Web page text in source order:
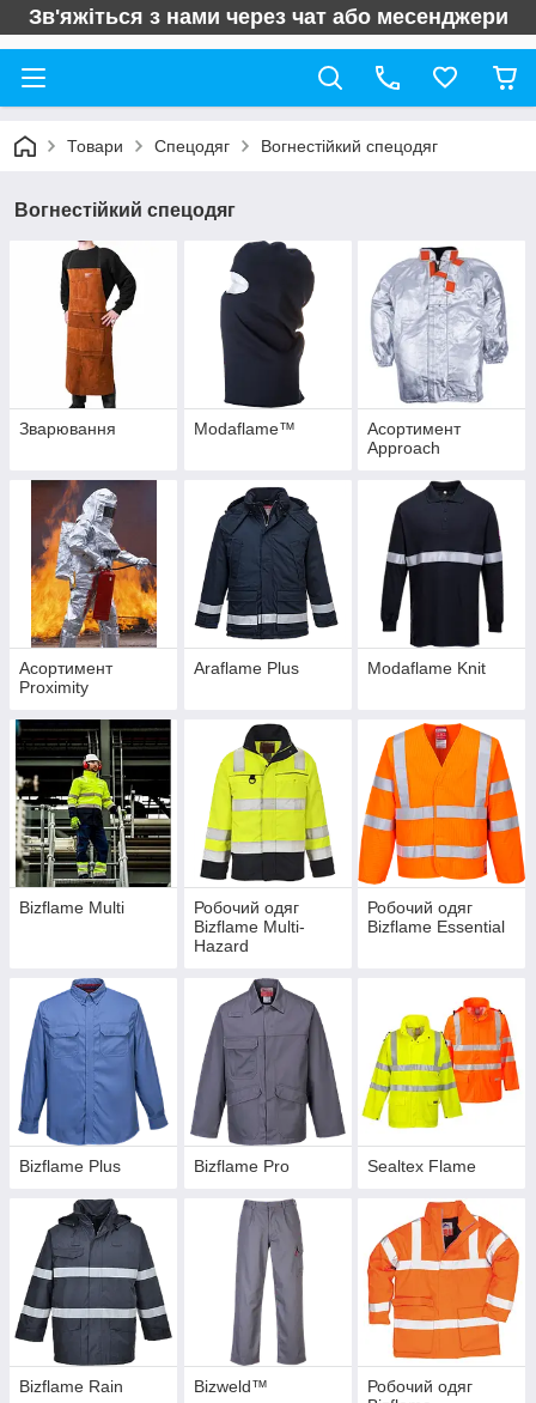
Зв'яжіться з нами через чат або месенджери
Товари Спецодяг Вогнестійкий спецодяг
Вогнестійкий спецодяг
Зварювання Modaflame™
Асортимент
Approach
Асортимент
Proximity
Araflame Plus Modaflame Knit
Bizflame Multi
Робочий одяг
Bizflame Multi-
Hazard
Робочий одяг
Bizflame Essential
Bizflame Plus Bizflame Pro Sealtex Flame
Bizflame Rain Bizweld™
Робочий одяг